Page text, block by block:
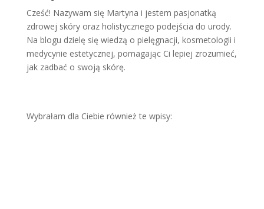
Cześć! Nazywam się Martyna i jestem pasjonatką
zdrowej skóry oraz holistycznego podejścia do urody.
Na blogu dzielę się wiedzą o pielęgnacji, kosmetologii i
medycynie estetycznej, pomagając Ci lepiej zrozumieć,
jak zadbać o swoją skórę.
Wybrałam dla Ciebie również te wpisy: